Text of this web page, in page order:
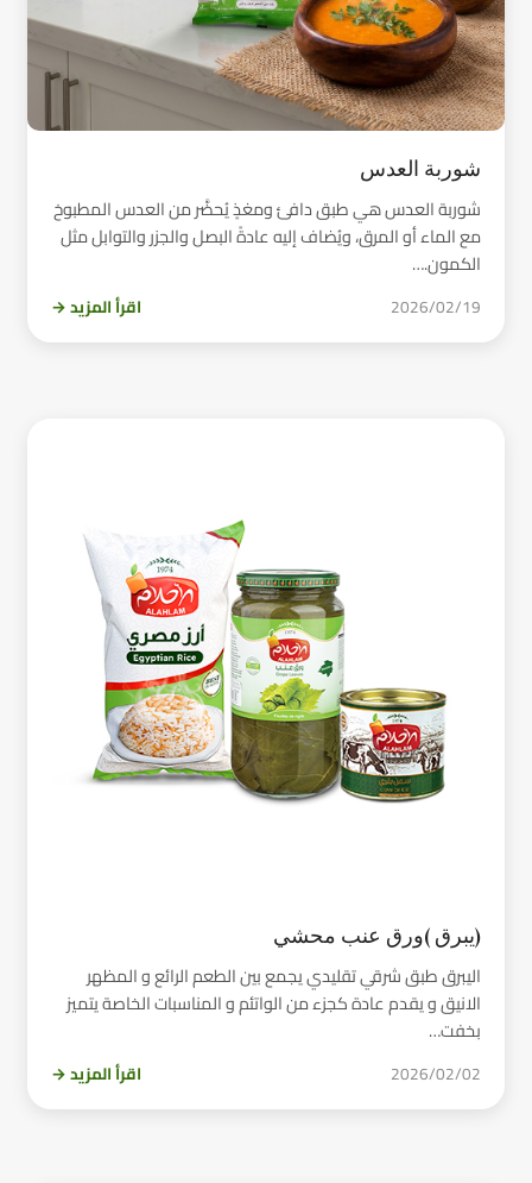
شوربة العدس
شوربة العدس هي طبق دافئ ومغذٍ يُحضَّر من العدس المطبوخ
مع الماء أو المرق، ويُضاف إليه عادةً البصل والجزر والتوابل مثل
الكمون.…
2026/02/19 اقرأ المزيد →
(يبرق )ورق عنب محشي
اليبرق طبق شرقي تقليدي يجمع بين الطعم الرائع و المظهر
الانيق و يقدم عادة كجزء من الواتئم و المناسبات الخاصة يتميز
بخفت…
2026/02/02 اقرأ المزيد →